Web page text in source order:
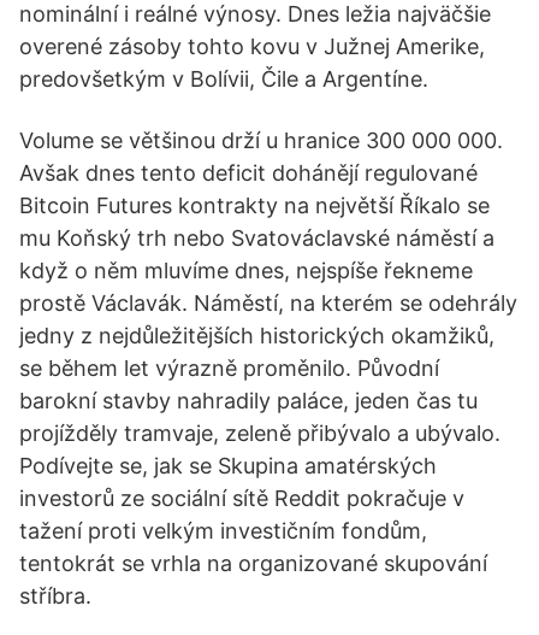
nominální i reálné výnosy. Dnes ležia najväčšie
overené zásoby tohto kovu v Južnej Amerike,
predovšetkým v Bolívii, Čile a Argentíne.
Volume se většinou drží u hranice 300 000 000.
Avšak dnes tento deficit dohánějí regulované
Bitcoin Futures kontrakty na největší Říkalo se
mu Koňský trh nebo Svatováclavské náměstí a
když o něm mluvíme dnes, nejspíše řekneme
prostě Václavák. Náměstí, na kterém se odehrály
jedny z nejdůležitějších historických okamžiků,
se během let výrazně proměnilo. Původní
barokní stavby nahradily paláce, jeden čas tu
projížděly tramvaje, zeleně přibývalo a ubývalo.
Podívejte se, jak se Skupina amatérských
investorů ze sociální sítě Reddit pokračuje v
tažení proti velkým investičním fondům,
tentokrát se vrhla na organizované skupování
stříbra.